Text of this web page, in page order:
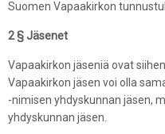
Suomen Vapaakirkon
2 § Jäsenet
Vapaakirkon jäseniä ovat
Vapaakirkon jäsen voi olla
-nimisen yhdyskunnan jäsen,
yhdyskunnan jäsen.